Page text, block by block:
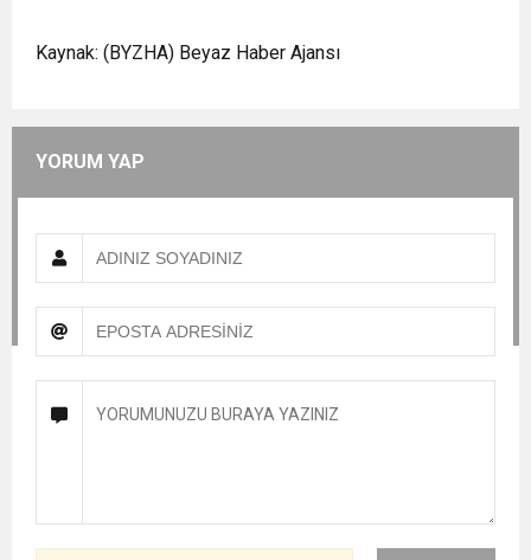
Kaynak: (BYZHA) Beyaz Haber Ajansı
YORUM YAP